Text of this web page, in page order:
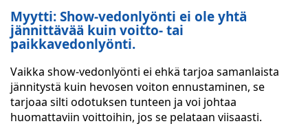
Myytti: Show-vedonlyönti ei ole yhtä
jännittävää kuin voitto- tai
paikkavedonlyönti.
Vaikka show-vedonlyönti ei ehkä tarjoa samanlaista
jännitystä kuin hevosen voiton ennustaminen, se
tarjoaa silti odotuksen tunteen ja voi johtaa
huomattaviin voittoihin, jos se pelataan viisaasti.